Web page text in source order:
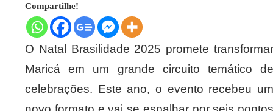
Compartilhe!
O Natal Brasilidade 2025 promete transformar
Maricá em um grande circuito temático de
celebrações. Este ano, o evento recebeu um